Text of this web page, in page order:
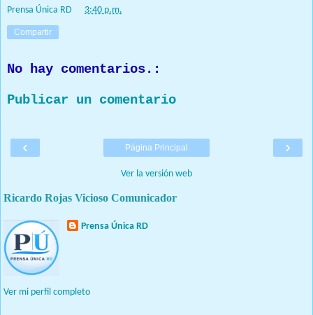
Prensa Única RD 3:40 p.m.
Compartir
No hay comentarios.:
Publicar un comentario
‹ ›
Página Principal
Ver la versión web
Ricardo Rojas Vicioso Comunicador
Prensa Única RD
Ver mi perfil completo